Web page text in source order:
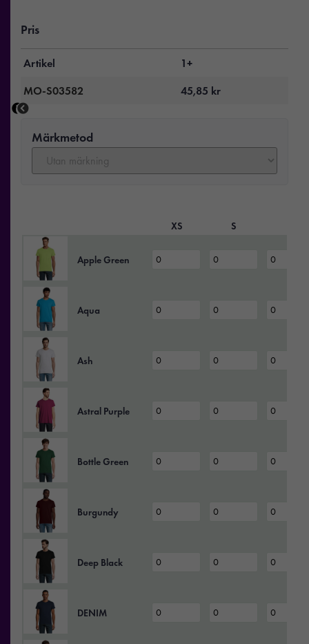
Pris
Artikel
1+
MO-S03582
45,85 kr
Märkmetod
XS S
Apple Green
Aqua
Ash
Astral Purple
Bottle Green
Burgundy
Deep Black
DENIM